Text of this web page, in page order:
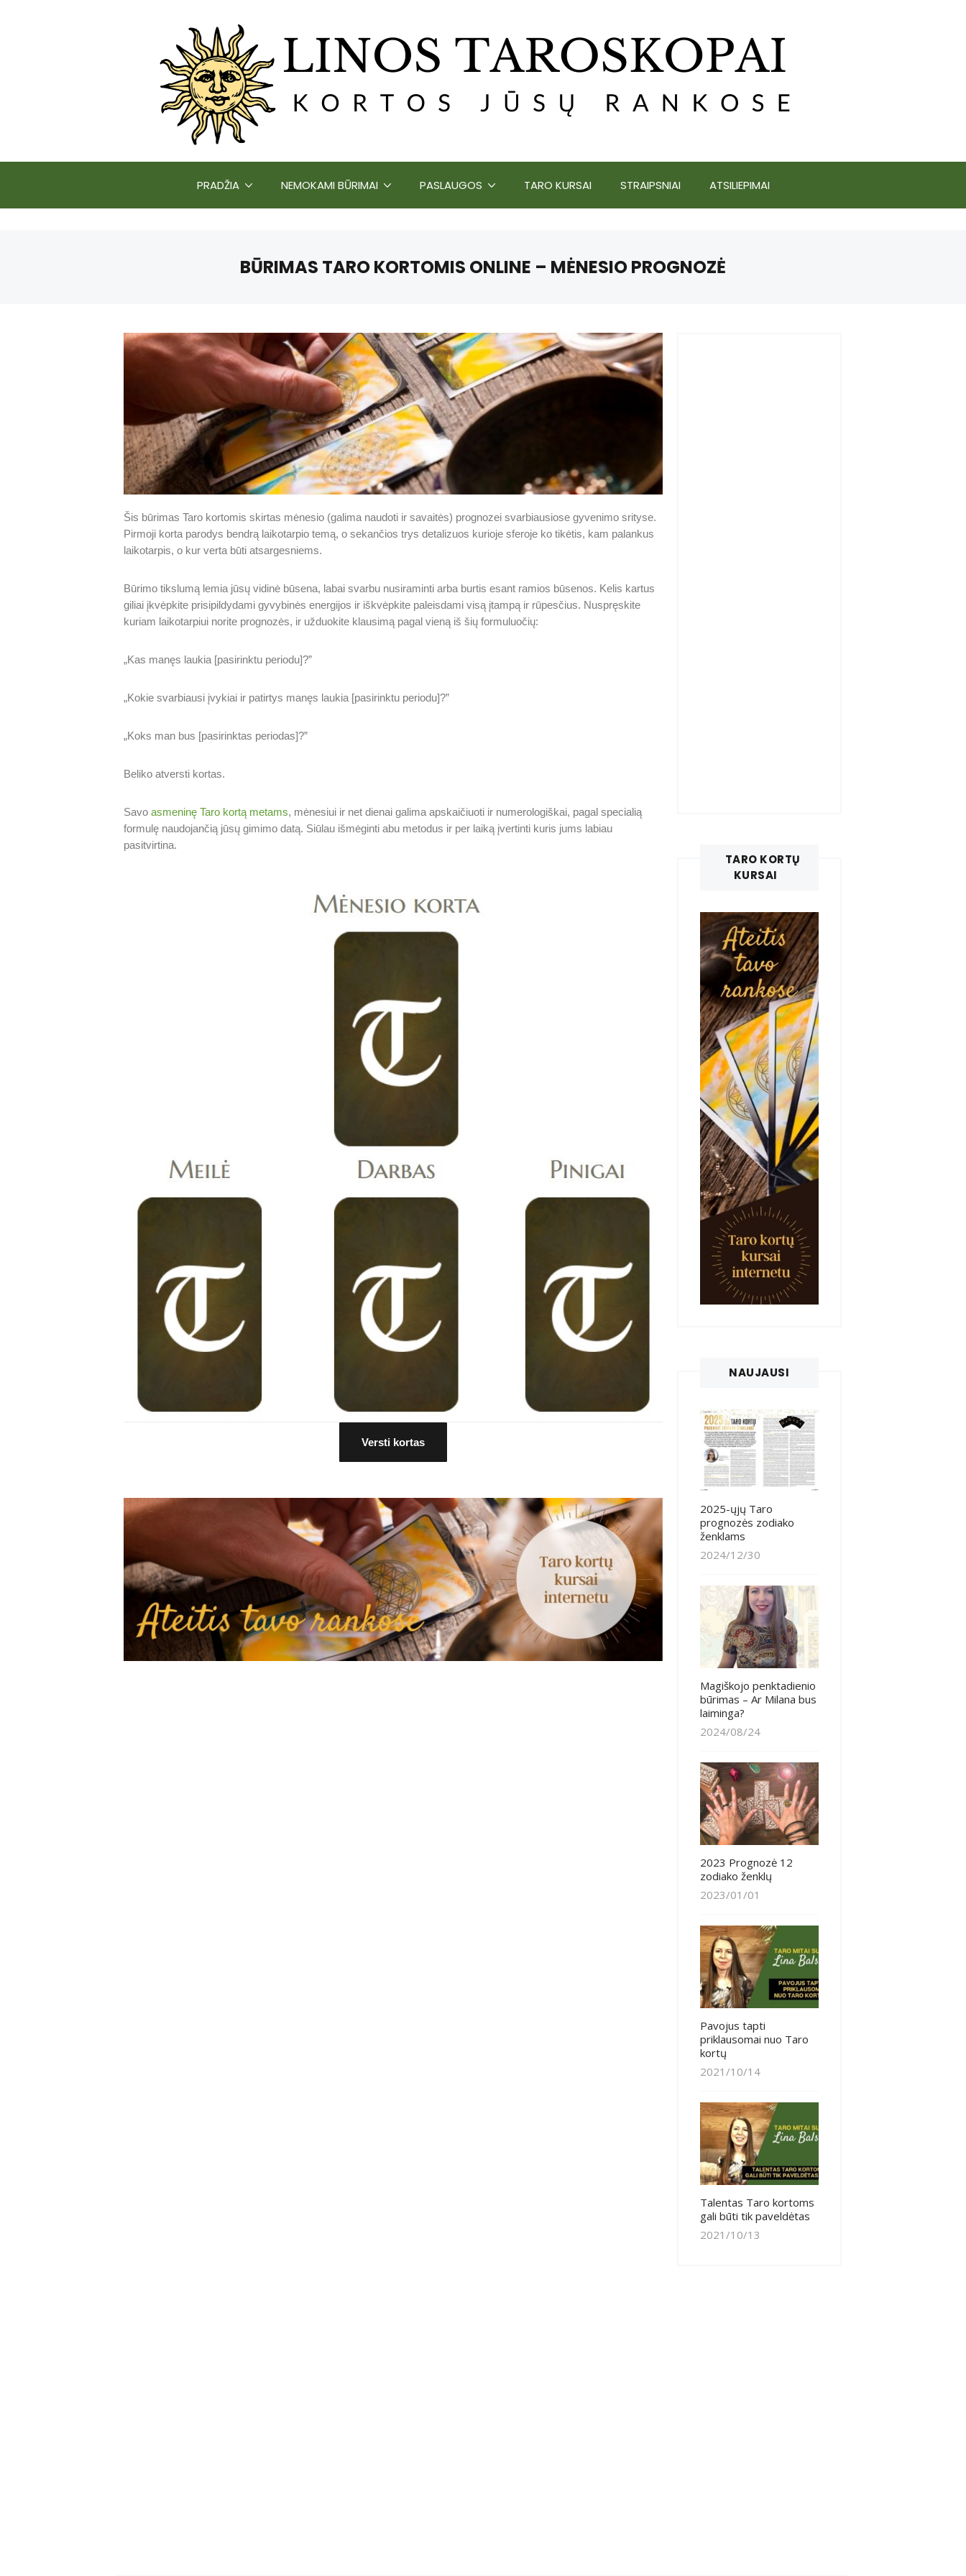
PRADŽIA NEMOKAMI BŪRIMAI PASLAUGOS TARO KURSAI STRAIPSNIAI ATSILIEPIMAI
BŪRIMAS TARO KORTOMIS ONLINE – MĖNESIO PROGNOZĖ
Šis būrimas Taro kortomis skirtas mėnesio (galima naudoti ir savaitės) prognozei svarbiausiose gyvenimo srityse.
Pirmoji korta parodys bendrą laikotarpio temą, o sekančios trys detalizuos kurioje sferoje ko tikėtis, kam palankus
laikotarpis, o kur verta būti atsargesniems.
Būrimo tikslumą lemia jūsų vidinė būsena, labai svarbu nusiraminti arba burtis esant ramios būsenos. Kelis kartus
giliai įkvėpkite prisipildydami gyvybinės energijos ir iškvėpkite paleisdami visą įtampą ir rūpesčius. Nuspręskite
kuriam laikotarpiui norite prognozės, ir užduokite klausimą pagal vieną iš šių formuluočių:
„Kas manęs laukia [pasirinktu periodu]?”
„Kokie svarbiausi įvykiai ir patirtys manęs laukia [pasirinktu periodu]?”
„Koks man bus [pasirinktas periodas]?”
Beliko atversti kortas.
Savoasmeninę Taro kortą metams, mėnesiui ir net dienai galima apskaičiuoti ir numerologiškai, pagal specialią
formulę naudojančią jūsų gimimo datą. Siūlau išmėginti abu metodus ir per laiką įvertinti kuris jums labiau
pasitvirtina.
Versti kortas
TARO KORTŲ
KURSAI
NAUJAUSI
2025-ųjų Taro
prognozės zodiako
ženklams
2024/12/30
Magiškojo penktadienio
būrimas – Ar Milana bus
laiminga?
2024/08/24
2023 Prognozė 12
zodiako ženklų
2023/01/01
Pavojus tapti
priklausomai nuo Taro
kortų
2021/10/14
Talentas Taro kortoms
gali būti tik paveldėtas
2021/10/13